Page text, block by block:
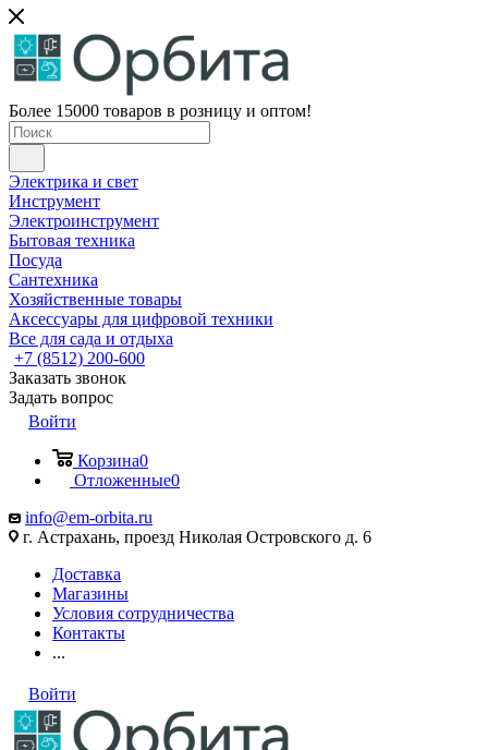
Более 15000 товаров в розницу и оптом!
Электрика и свет
Инструмент
Электроинструмент
Бытовая техника
Посуда
Сантехника
Хозяйственные товары
Аксессуары для цифровой техники
Все для сада и отдыха
+7 (8512) 200-600
Заказать звонок
Задать вопрос
Войти
Корзина0
Отложенные0
info@em-orbita.ru
г. Астрахань, проезд Николая Островского д. 6
Доставка
Магазины
Условия сотрудничества
Контакты
...
Войти